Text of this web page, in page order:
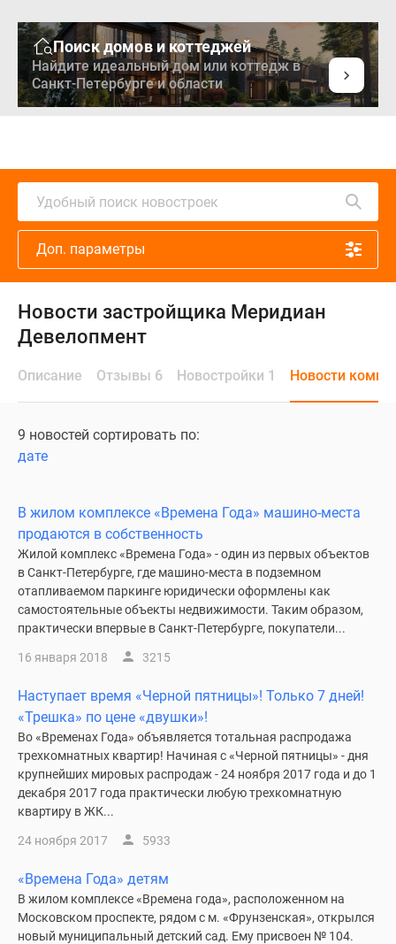
Поиск домов и коттеджей
Найдите идеальный дом или коттедж в
Санкт-Петербурге и области
Удобный поиск новостроек
Доп. параметры
Новости застройщика Меридиан
Девелопмент
Описание Отзывы 6 Новостройки 1 Новости
9 новостей сортировать по:
дате
В жилом комплексе «Времена Года» машино-места
продаются в собственность
Жилой комплекс «Времена Года» - один из первых объектов
в Санкт-Петербурге, где машино-места в подземном
отапливаемом паркинге юридически оформлены как
самостоятельные объекты недвижимости. Таким образом,
практически впервые в Санкт-Петербурге, покупатели...
16 января 2018 3215
Наступает время «Черной пятницы»! Только 7 дней!
«Трешка» по цене «двушки»!
Во «Временах Года» объявляется тотальная распродажа
трехкомнатных квартир! Начиная с «Черной пятницы» - дня
крупнейших мировых распродаж - 24 ноября 2017 года и до 1
декабря 2017 года практически любую трехкомнатную
квартиру в ЖК...
24 ноября 2017 5933
«Времена Года» детям
В жилом комплексе «Времена года», расположенном на
Московском проспекте, рядом с м. «Фрунзенская», открылся
новый муниципальный детский сад. Ему присвоен № 104.